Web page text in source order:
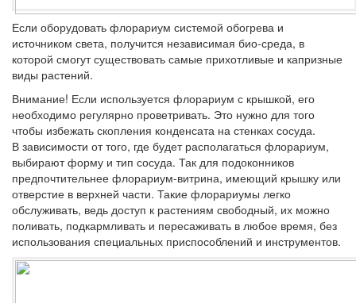
Если оборудовать флорариум системой обогрева и
источником света, получится независимая био-среда, в
которой смогут существовать самые прихотливые и капризные
виды растений.
Внимание! Если используется флорариум с крышкой, его
необходимо регулярно проветривать. Это нужно для того
чтобы избежать скопления конденсата на стенках сосуда.
В зависимости от того, где будет располагаться флорариум,
выбирают форму и тип сосуда. Так для подоконников
предпочтительнее флорариум-витрина, имеющий крышку или
отверстие в верхней части. Такие флорариумы легко
обслуживать, ведь доступ к растениям свободный, их можно
поливать, подкармливать и пересаживать в любое время, без
использования специальных приспособлений и инструментов.